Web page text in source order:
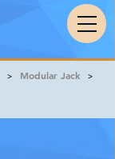
> Modular Jack >